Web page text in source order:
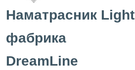
Наматрасник Light
фабрика
DreamLine